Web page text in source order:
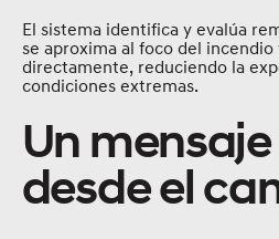
El sistema identifica y evalúa
se aproxima al foco del
directamente, reduciendo la
condiciones extremas.
Un
desde el